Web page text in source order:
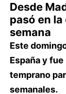
Desde
pasó en
semana
Este
España y
temprano
semanales.